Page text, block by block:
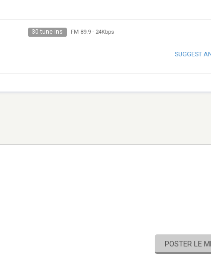
30 tune ins FM 89.9- 24Kbps
SUGGEST
POSTER LE